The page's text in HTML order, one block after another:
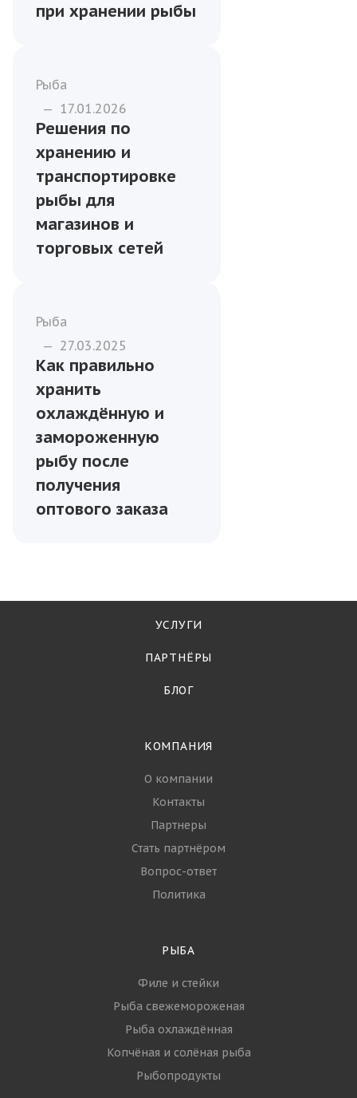
при хранении рыбы
Рыба
— 17.01.2026
Решения по
хранению и
транспортировке
рыбы для
магазинов и
торговых сетей
Рыба
— 27.03.2025
Как правильно
хранить
охлаждённую и
замороженную
рыбу после
получения
оптового заказа
УСЛУГИ
ПАРТНЁРЫ
БЛОГ
КОМПАНИЯ
О компании
Контакты
Партнеры
Стать партнёром
Вопрос-ответ
Политика
РЫБА
Филе и стейки
Рыба свежемороженая
Рыба охлаждённая
Копчёная и солёная рыба
Рыбопродукты